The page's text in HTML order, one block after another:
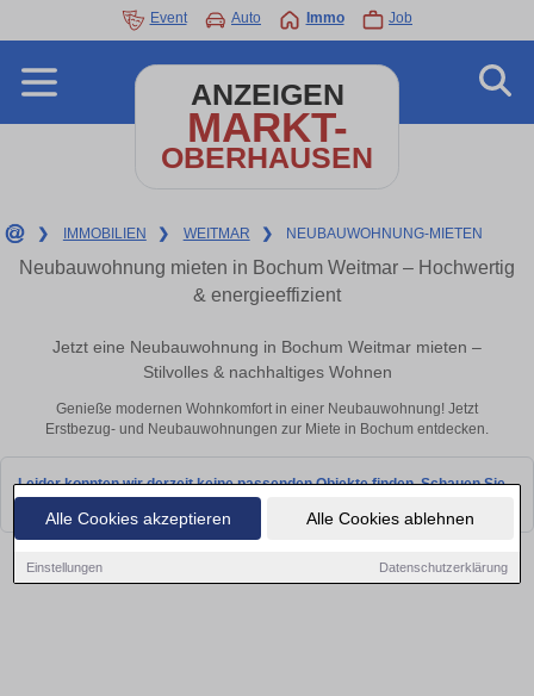
Alle Cookies akzeptieren Alle Cookies ablehnen
Einstellungen Datenschutzerklärung
Event Auto Immo Job
ANZEIGEN
MARKT-
OBERHAUSEN
❯ IMMOBILIEN ❯ WEITMAR ❯ NEUBAUWOHNUNG-MIETEN
Neubauwohnung mieten in Bochum Weitmar – Hochwertig
& energieeffizient
Jetzt eine Neubauwohnung in Bochum Weitmar mieten –
Stilvolles & nachhaltiges Wohnen
Genieße modernen Wohnkomfort in einer Neubauwohnung! Jetzt
Erstbezug- und Neubauwohnungen zur Miete in Bochum entdecken.
Leider konnten wir derzeit keine passenden Objekte finden. Schauen Sie